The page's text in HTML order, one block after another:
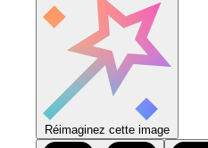
Réimaginez cette image